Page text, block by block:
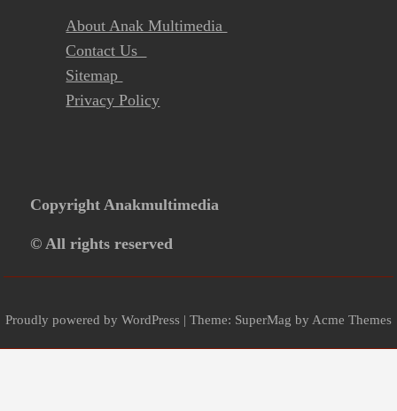
About Anak Multimedia
Contact Us
Sitemap
Privacy Policy
Copyright Anakmultimedia
© All rights reserved
Proudly powered by WordPress | Theme: SuperMag by Acme Themes